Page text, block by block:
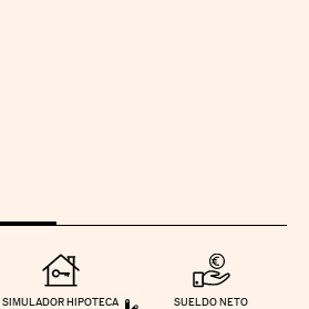
SIMULADOR HIPOTECA SUELDO NETO